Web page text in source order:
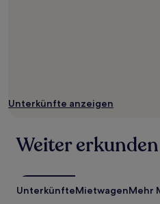
Unterkünfte anzeigen
Weiter erkunden
UnterkünfteMietwagenMehr